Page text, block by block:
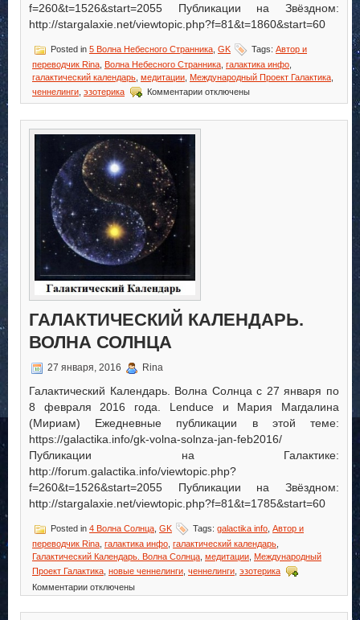
f=260&t=1526&start=2055 Публикации на Звёздном:
http://stargalaxie.net/viewtopic.php?f=81&t=1860&start=60
Posted in 5 Волна Небесного Странника GK Tags: Автор и
переводчик Rina Волна Небесного Странника галактика инфо
галактический календарь медитации Международный Проект Галактика
ченнелинги эзотерика Комментариик
записи
отключены
ГАЛАКТИЧЕСКИЙ КАЛЕНДАРЬ.
ВОЛНА СОЛНЦА
27 января, 2016 Rina
Галактический Календарь. Волна Солнца с 27 января по
8 февраля 2016 года. Lenduce и Мария Магдалина
(Мириам) Ежедневные публикации в этой теме:
https://galactika.info/gk-volna-solnza-jan-feb2016/
Публикации на Галактике:
http://forum.galactika.info/viewtopic.php?
f=260&t=1526&start=2055 Публикации на Звёздном:
http://stargalaxie.net/viewtopic.php?f=81&t=1785&start=60
Posted in 4 Волна Солнца GK Tags: galactika info Автор и
переводчик Rina галактика инфо галактический календарь
Галактический Календарь. Волна Солнца медитации Международный
Проект Галактика новые ченнелинги ченнелинги эзотерика
Комментариик
записи
Галактический
отключены